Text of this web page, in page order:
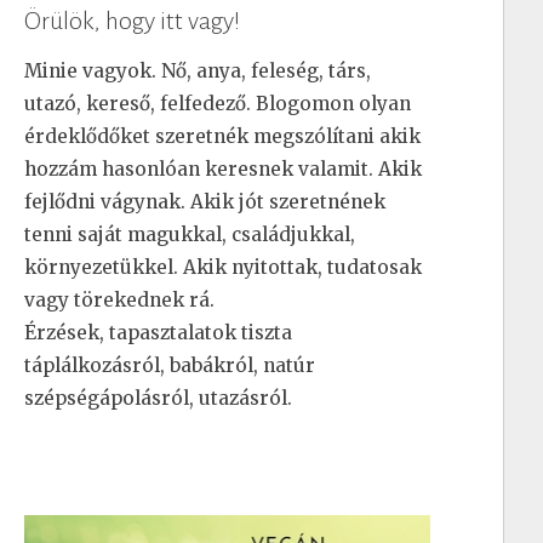
Örülök, hogy itt vagy!
Minie vagyok. Nő, anya, feleség, társ,
utazó, kereső, felfedező. Blogomon olyan
érdeklődőket szeretnék megszólítani akik
hozzám hasonlóan keresnek valamit. Akik
fejlődni vágynak. Akik jót szeretnének
tenni saját magukkal, családjukkal,
környezetükkel. Akik nyitottak, tudatosak
vagy törekednek rá.
Érzések, tapasztalatok tiszta
táplálkozásról, babákról, natúr
szépségápolásról, utazásról.